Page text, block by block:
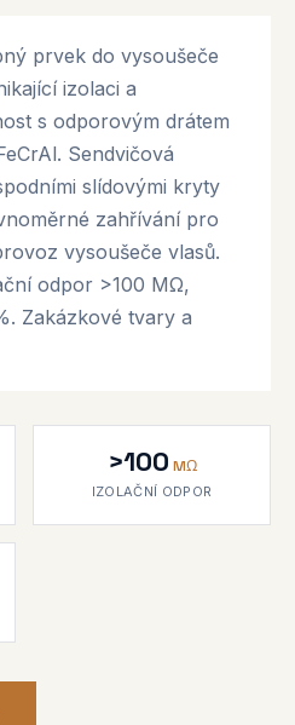
prvek do vysoušeče
izolaci a
s odporovým drátem
Sendvičová
slídovými kryty
zahřívání pro
vysoušeče vlasů.
odpor >100 MΩ,
Zakázkové tvary a
>100 MΩ
IZOLAČNÍ ODPOR